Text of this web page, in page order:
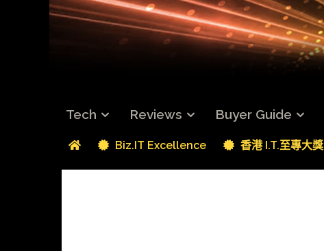
Tech Reviews Buyer Guide
Biz.IT Excellence 香港 I.T.至專大獎